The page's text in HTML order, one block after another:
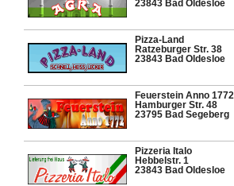
23843 Bad Oldesloe
Pizza-Land
Ratzeburger Str. 38
23843 Bad Oldesloe
Feuerstein Anno 1772
Hamburger Str. 48
23795 Bad Segeberg
Pizzeria Italo
Hebbelstr. 1
23843 Bad Oldesloe